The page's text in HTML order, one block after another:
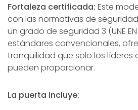
Fortaleza certificada: Este
con las normativas de
un grado de seguridad 3 (UNE EN
estándares convencionales,
tranquilidad que solo los líderes
pueden proporcionar.
La puerta incluye: